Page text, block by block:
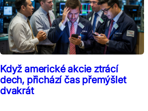
Když americké akcie ztrácí
dech, přichází čas přemýšlet
dvakrát